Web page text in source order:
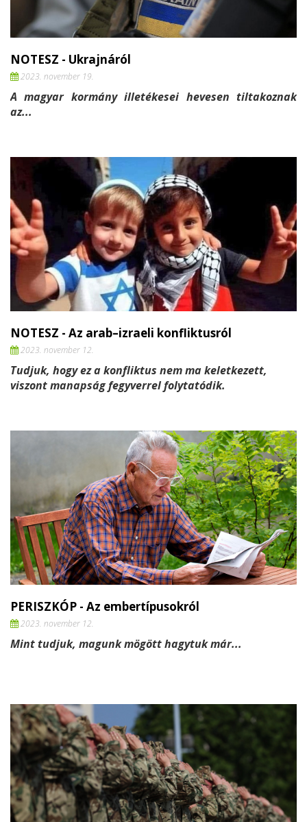
NOTESZ - Ukrajnáról
2023. november 19.
A magyar kormány illetékesei hevesen tiltakoznak
az...
NOTESZ - Az arab–izraeli konfliktusról
2023. november 12.
Tudjuk, hogy ez a konfliktus nem ma keletkezett,
viszont manapság fegyverrel folytatódik.
PERISZKÓP - Az embertípusokról
2023. november 12.
Mint tudjuk, magunk mögött hagytuk már...